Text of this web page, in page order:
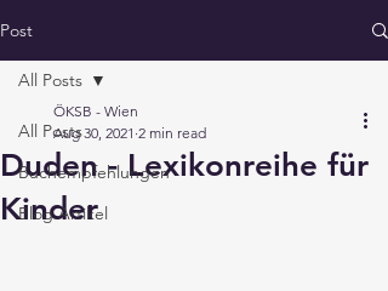
Post
All Posts
Buchempfehlungen
Blog Artikel
All Posts
Duden - Lexikonreihe für
Kinder
ÖKSB - Wien
Aug 30, 2021 2 min read